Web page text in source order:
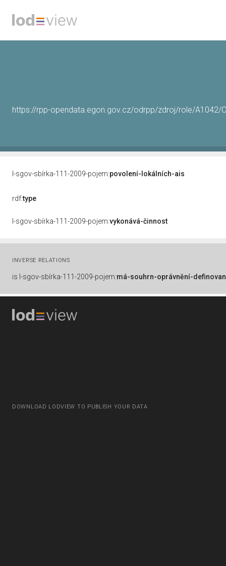
https://rpp-opendata.egon.gov.cz/odrpp/zdroj/role/A1042/
l-sgov-sbírka-111-2009-pojem:povolení-lokálních-ais
rdf:type
l-sgov-sbírka-111-2009-pojem:vykonává-činnost
INVERSE RELATIONS
is l-sgov-sbírka-111-2009-pojem:má-souhrn-oprávnění-
DOWNLOAD LODVIEW TO PUBLISH YOUR DATA